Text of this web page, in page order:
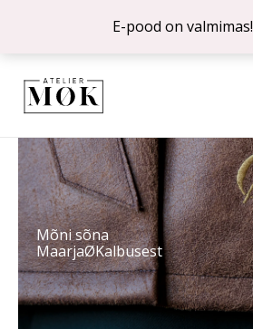
E-pood on valmimas!
Mõni sõna
MaarjaØKalbusest